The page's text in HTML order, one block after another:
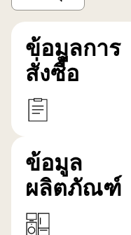
ข้อมูลการ
สั่งซื้อ
ข้อมูล
ผลิตภัณฑ์